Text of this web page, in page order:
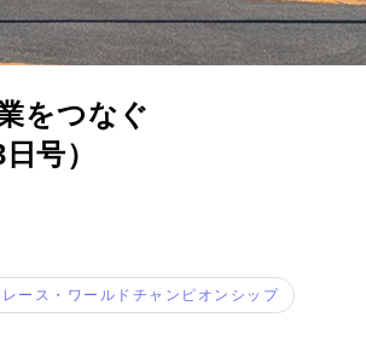
をつなぐ
号）
ース・ワールドチャンピオンシップ